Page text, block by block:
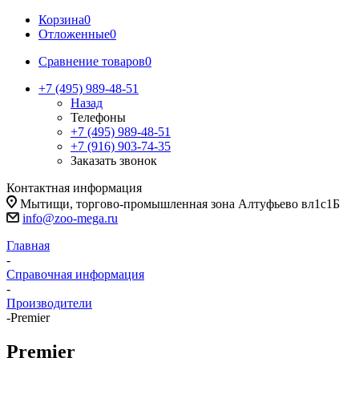
Корзина0
Отложенные0
Сравнение товаров0
+7 (495) 989-48-51
Назад
Телефоны
+7 (495) 989-48-51
+7 (916) 903-74-35
Заказать звонок
Контактная информация
Мытищи, торгово-промышленная зона Алтуфьево вл1с1Б
info@zoo-mega.ru
Главная
-
Справочная информация
-
Производители
-Premier
Premier